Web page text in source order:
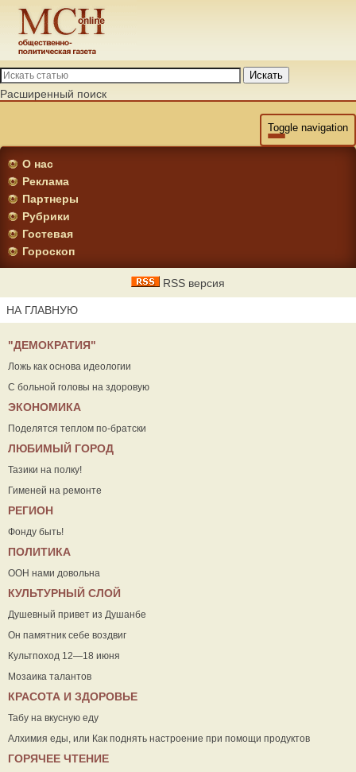
Искать
Расширенный поиск
Toggle navigation
О нас
Реклама
Партнеры
Рубрики
Гостевая
Гороскоп
RSS версия
НА ГЛАВНУЮ
"ДЕМОКРАТИЯ"
Ложь как основа идеологии
С больной головы на здоровую
ЭКОНОМИКА
Поделятся теплом по-братски
ЛЮБИМЫЙ ГОРОД
Тазики на полку!
Гименей на ремонте
РЕГИОН
Фонду быть!
ПОЛИТИКА
ООН нами довольна
КУЛЬТУРНЫЙ СЛОЙ
Душевный привет из Душанбе
Он памятник себе воздвиг
Культпоход 12—18 июня
Мозаика талантов
КРАСОТА И ЗДОРОВЬЕ
Табу на вкусную еду
Алхимия еды, или Как поднять настроение при помощи продуктов
ГОРЯЧЕЕ ЧТЕНИЕ